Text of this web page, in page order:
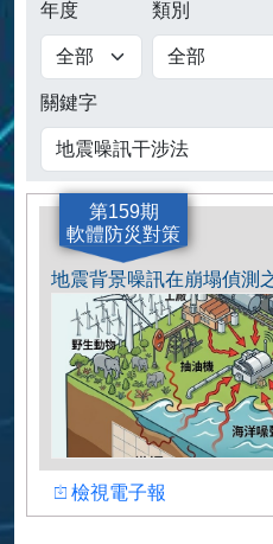
年度 類別
關鍵字
第159期
軟體防災對策
地震背景噪訊在崩塌偵測
檢視檢視電子報